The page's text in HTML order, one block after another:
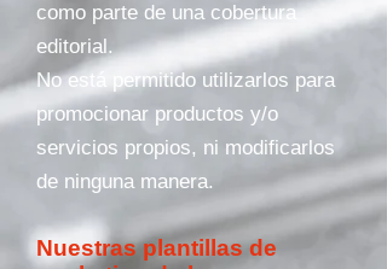
como parte de una cobertura
editorial.
No está permitido utilizarlos para
promocionar productos y/o
servicios propios, ni modificarlos
de ninguna manera.
Nuestras plantillas de